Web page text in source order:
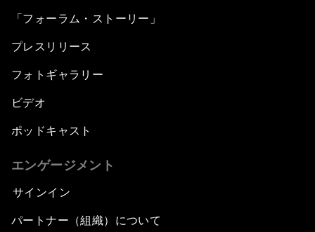
「フォーラム・ストーリー」
プレスリリース
フォトギャラリー
ビデオ
ポッドキャスト
エンゲージメント
サインイン
パートナー（組織）について